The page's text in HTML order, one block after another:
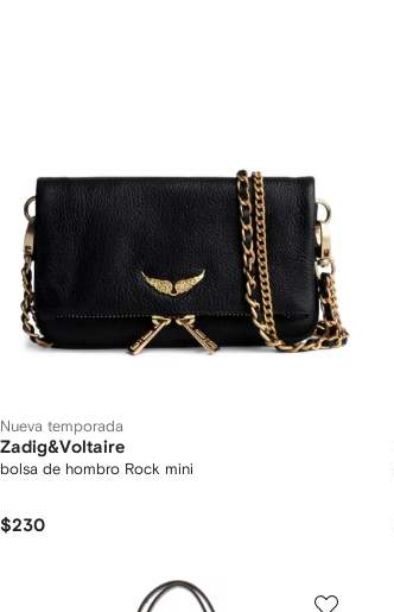
Nueva temporada
Zadig&Voltaire
bolsa de hombro Rock mini
$230